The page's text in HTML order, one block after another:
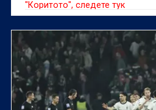
"Коритото", следете тук